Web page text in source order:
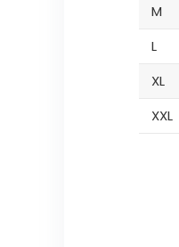
M
L
XL
XXL